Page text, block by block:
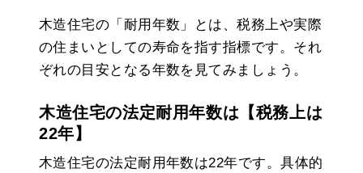
木造住宅の「耐用年数」とは、税務上や実際
の住まいとしての寿命を指す指標です。それ
ぞれの目安となる年数を見てみましょう。
木造住宅の法定耐用年数は【税務上は
22年】
木造住宅の法定耐用年数は22年です。具体的